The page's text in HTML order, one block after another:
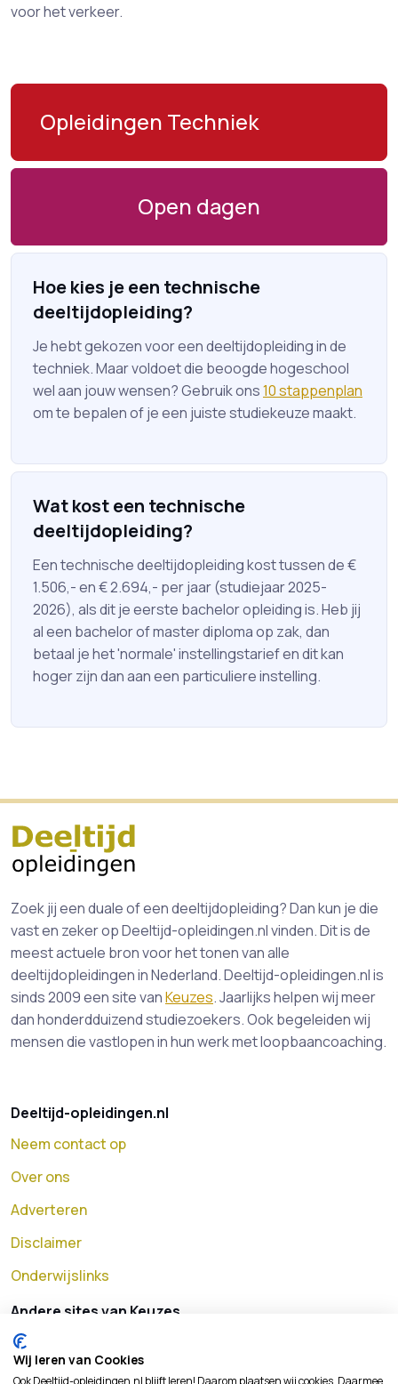
voor het verkeer.
Opleidingen Techniek
Open dagen
Hoe kies je een technische
deeltijdopleiding?
Je hebt gekozen voor een deeltijdopleiding in de
techniek. Maar voldoet die beoogde hogeschool
wel aan jouw wensen? Gebruik ons10 stappenplan
om te bepalen of je een juiste studiekeuze maakt.
Wat kost een technische
deeltijdopleiding?
Een technische deeltijdopleiding kost tussen de €
1.506,- en € 2.694,- per jaar (studiejaar 2025-
2026), als dit je eerste bachelor opleiding is. Heb jij
al een bachelor of master diploma op zak, dan
betaal je het 'normale' instellingstarief en dit kan
hoger zijn dan aan een particuliere instelling.
Zoek jij een duale of een deeltijdopleiding? Dan kun je die
vast en zeker op Deeltijd-opleidingen.nl vinden. Dit is de
meest actuele bron voor het tonen van alle
deeltijdopleidingen in Nederland. Deeltijd-opleidingen.nl is
sinds 2009 een site vanKeuzes. Jaarlijks helpen wij meer
dan honderdduizend studiezoekers. Ook begeleiden wij
mensen die vastlopen in hun werk met loopbaancoaching.
Deeltijd-opleidingen.nl
Neem contact op
Over ons
Adverteren
Disclaimer
Onderwijslinks
Andere sites van Keuzes
MBO opleidingen
HBO opleidingen
Wij leren van Cookies
Ook Deeltijd-opleidingen.nl blijft leren! Daarom plaatsen wij cookies. Daarmee